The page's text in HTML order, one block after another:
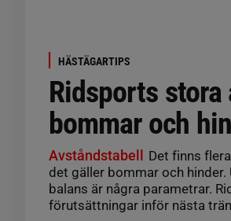
HÄSTÄGARTIPS
Ridsports
bommar och
Avståndstabell
Det finns
det gäller bommar och
balans är några parametrar.
förutsättningar inför nästa